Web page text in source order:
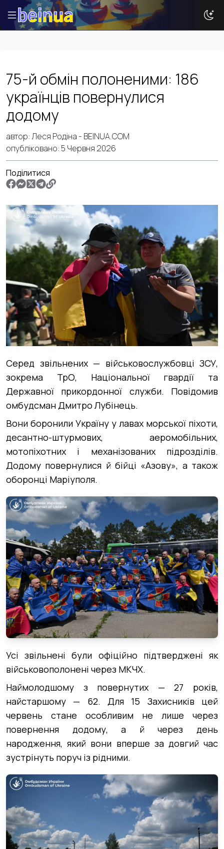
Новини
Ваша реклама
Туризм
75-й обмін полоненими: 186
українців повернулися
додому
автор:Леся Родіна - BEINUA.COM
опубліковано:5 Червня 2026
Поділитися
Серед звільнених — військовослужбовці ЗСУ,
зокрема ТрО, Національної гвардії та
Державної прикордонної служби. Повідомив
омбудсман Дмитро Лубінець.
Вони боронили Україну у лавах морської піхоти,
десантно-штурмових, аеромобільних,
мотопіхотних і механізованих підрозділів.
Додому повернулися й бійці «Азову», а також
оборонці Маріуполя.
Усі звільнені були офіційно підтверджені як
військовополонені через МКЧХ.
Наймолодшому з повернутих — 27 років,
найстаршому — 62. Для 15 Захисників цей
червень стане особливим не лише через
повернення додому, а й через день
народження, який вони вперше за довгий час
зустрінуть поруч із рідними.